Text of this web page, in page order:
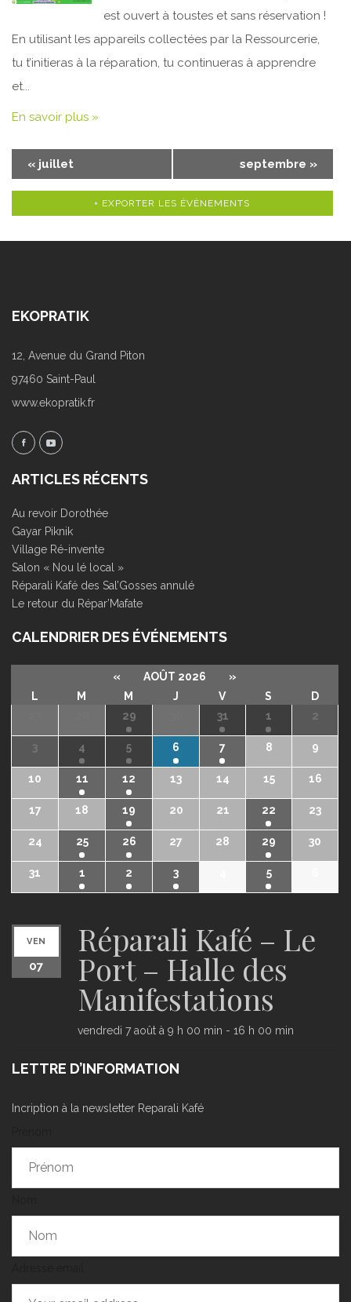
est ouvert à toustes et sans réservation !
En utilisant les appareils collectées par la Ressourcerie,
tu t’initieras à la réparation, tu continueras à apprendre
et...
En savoir plus »
Navigation
par
Calendrier
« juillet septembre »
+ EXPORTER LES ÉVÈNEMENTS
EKOPRATIK
12, Avenue du Grand Piton
97460 Saint-Paul
www.ekopratik.fr
ARTICLES RÉCENTS
Au revoir Dorothée
Gayar Piknik
Village Ré-invente
Salon « Nou lé local »
Réparali Kafé des Sal’Gosses annulé
Le retour du Répar’Mafate
CALENDRIER DES ÉVÉNEMENTS
« AOÛT 2026
»
L
M M J V S
D
29 31 1 2
3 4 5 6 7 8 9
10 11 12 13 14 15 16
17 18 19 20 21 22 23
24 25 26 27 28 29 30
31 1 2 3 5
VEN
07
Réparali Kafé – Le
Port – Halle des
Manifestations
vendredi 7 août à 9 h 00 min - 16 h 00 min
LETTRE D’INFORMATION
Incription à la newsletter Reparali Kafé